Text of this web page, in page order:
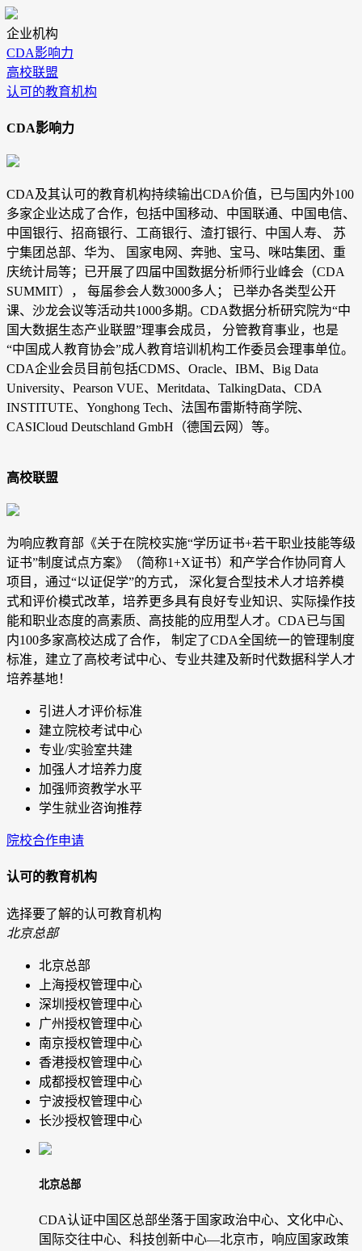
企业机构
CDA影响力
高校联盟
认可的教育机构
CDA影响力
CDA及其认可的教育机构持续输出CDA价值，已与国内外100
多家企业达成了合作，包括中国移动、中国联通、中国电信、
中国银行、招商银行、工商银行、渣打银行、中国人寿、 苏
宁集团总部、华为、 国家电网、奔驰、宝马、咪咕集团、重
庆统计局等；已开展了四届中国数据分析师行业峰会（CDA
SUMMIT）， 每届参会人数3000多人； 已举办各类型公开
课、沙龙会议等活动共1000多期。CDA数据分析研究院为“中
国大数据生态产业联盟”理事会成员， 分管教育事业，也是
“中国成人教育协会”成人教育培训机构工作委员会理事单位。
CDA企业会员目前包括CDMS、Oracle、IBM、Big Data
University、Pearson VUE、Meritdata、TalkingData、CDA
INSTITUTE、Yonghong Tech、法国布雷斯特商学院、
CASICloud Deutschland GmbH（德国云网）等。
高校联盟
为响应教育部《关于在院校实施“学历证书+若干职业技能等级
证书”制度试点方案》（简称1+X证书）和产学合作协同育人
项目，通过“以证促学”的方式， 深化复合型技术人才培养模
式和评价模式改革，培养更多具有良好专业知识、实际操作技
能和职业态度的高素质、高技能的应用型人才。CDA已与国
内100多家高校达成了合作， 制定了CDA全国统一的管理制度
标准，建立了高校考试中心、专业共建及新时代数据科学人才
培养基地！
引进人才评价标准
建立院校考试中心
专业/实验室共建
加强人才培养力度
加强师资教学水平
学生就业咨询推荐
院校合作申请
认可的教育机构
选择要了解的认可教育机构
北京总部
北京总部
上海授权管理中心
深圳授权管理中心
广州授权管理中心
南京授权管理中心
香港授权管理中心
成都授权管理中心
宁波授权管理中心
长沙授权管理中心
北京总部
CDA认证中国区总部坐落于国家政治中心、文化中心、
国际交往中心、科技创新中心—北京市，响应国家政策